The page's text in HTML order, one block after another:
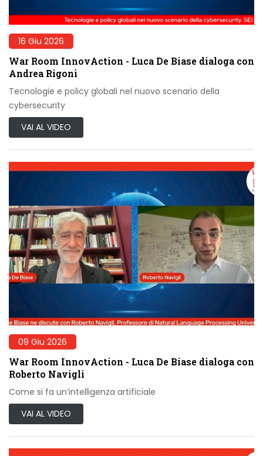
16 Giu 2026
War Room InnovAction - Luca De Biase dialoga con
Andrea Rigoni
Tecnologie e policy globali nel nuovo scenario della
cybersecurity
VAI AL VIDEO
09 Giu 2026
War Room InnovAction - Luca De Biase dialoga con
Roberto Navigli
Come si fa un’intelligenza artificiale
VAI AL VIDEO